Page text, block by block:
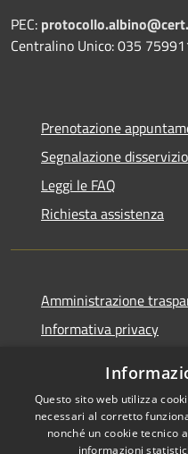
PEC:
Centralino Unico: 035
Prenotazione
Segnalazione disservizio
Leggi le FAQ
Richiesta assistenza
Amministrazione
Informativa privacy
Questo sito web utilizza
necessari al corretto
nonché un cookie tecnico
informazioni